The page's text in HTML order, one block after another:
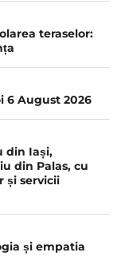
teraselor:
6 August 2026
din Iași,
din Palas, cu
și servicii
și empatia